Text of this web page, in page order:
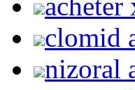
acheter
clomid
nizoral